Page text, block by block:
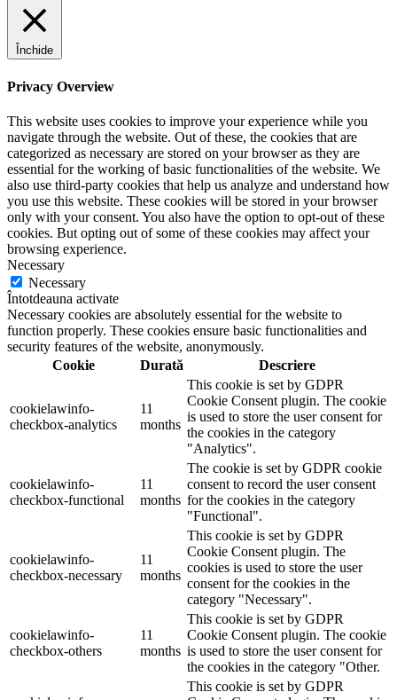
Închide
Privacy Overview
This website uses cookies to improve your experience while you
navigate through the website. Out of these, the cookies that are
categorized as necessary are stored on your browser as they are
essential for the working of basic functionalities of the website. We
also use third-party cookies that help us analyze and understand how
you use this website. These cookies will be stored in your browser
only with your consent. You also have the option to opt-out of these
cookies. But opting out of some of these cookies may affect your
browsing experience.
Necessary
Necessary
Întotdeauna activate
Necessary cookies are absolutely essential for the website to
function properly. These cookies ensure basic functionalities and
security features of the website, anonymously.
Cookie
Durată Descriere
cookielawinfo-
checkbox-analytics
11
months
This cookie is set by GDPR
Cookie Consent plugin. The cookie
is used to store the user consent for
the cookies in the category
"Analytics".
cookielawinfo-
checkbox-functional
11
months
The cookie is set by GDPR cookie
consent to record the user consent
for the cookies in the category
"Functional".
cookielawinfo-
checkbox-necessary
11
months
This cookie is set by GDPR
Cookie Consent plugin. The
cookies is used to store the user
consent for the cookies in the
category "Necessary".
cookielawinfo-
checkbox-others
11
months
This cookie is set by GDPR
Cookie Consent plugin. The cookie
is used to store the user consent for
the cookies in the category "Other.
This cookie is set by GDPR